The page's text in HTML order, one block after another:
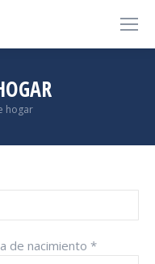
hogar
de nacimiento *